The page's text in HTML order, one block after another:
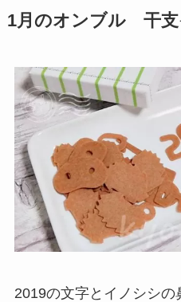
1月のオンブル 干支
2019の文字とイノシシ